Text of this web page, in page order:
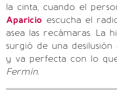
la cinta, cuando el
Aparicio escucha el
asea las recámaras. La
surgió de una
y va perfecta con lo
Fermín.